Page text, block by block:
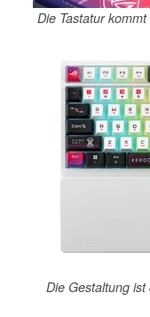
Die Tastatur
Die Gestaltung